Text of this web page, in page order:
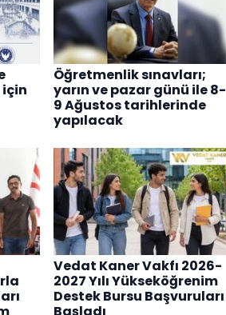
için
Öğretmenlik sınavları;
yarın ve pazar günü ile 8-
9 Ağustos tarihlerinde
yapılacak
Vedat Kaner Vakfı 2026-
2027 Yılı Yükseköğrenim
Destek Bursu Başvuruları